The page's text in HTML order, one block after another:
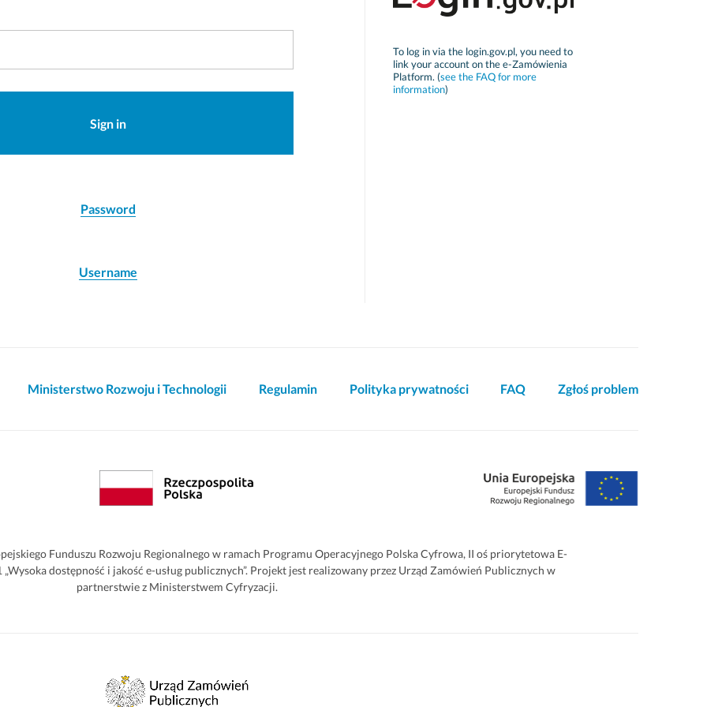
Sign in
Password
Username
To log in via the login.gov.pl, you need to
link your account on the e-Zamówienia
Platform. (see the FAQ for more
information)
Ministerstwo Rozwoju i Technologii Regulamin Polityka prywatności FAQ Zgłoś problem
Funduszu Rozwoju Regionalnego w ramach Programu Operacyjnego Polska Cyfrowa, II oś priorytetowa E-
dostępność i jakość e-usług publicznych”. Projekt jest realizowany przez Urząd Zamówień Publicznych w
partnerstwie z Ministerstwem Cyfryzacji.